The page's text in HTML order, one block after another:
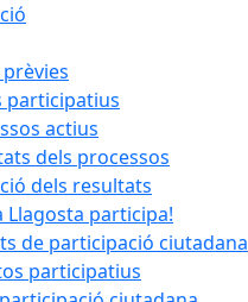
participatius
actius
dels processos
dels resultats
Llagosta participa!
de participació ciutadana
participatius